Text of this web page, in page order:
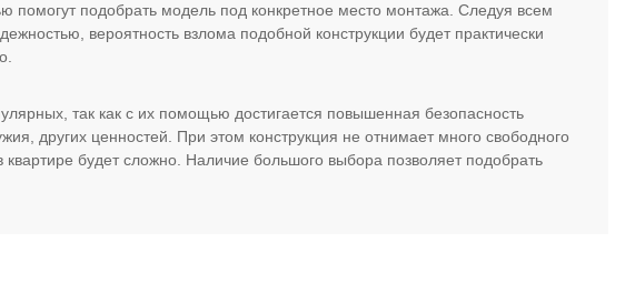
помогут подобрать модель под конкретное место монтажа. Следуя всем
вероятность взлома подобной конструкции будет практически
так как с их помощью достигается повышенная безопасность
других ценностей. При этом конструкция не отнимает много свободного
будет сложно. Наличие большого выбора позволяет подобрать